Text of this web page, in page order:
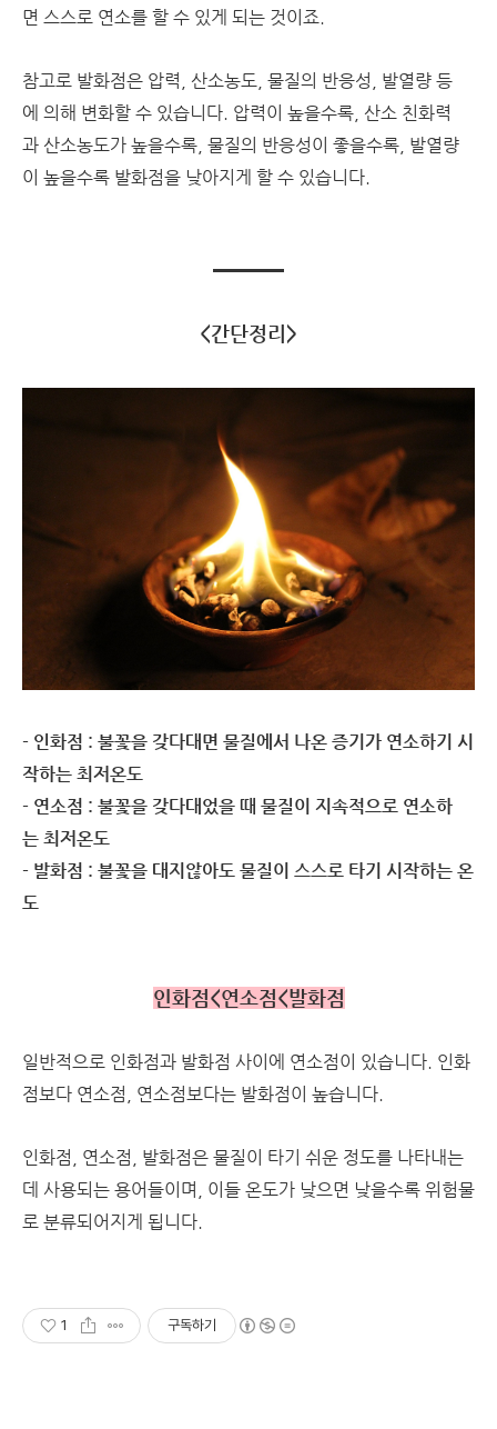
면 스스로 연소를 할 수 있게 되는 것이죠.
참고로 발화점은 압력, 산소농도, 물질의 반응성, 발열량 등
에 의해 변화할 수 있습니다. 압력이 높을수록, 산소 친화력
과 산소농도가 높을수록, 물질의 반응성이 좋을수록, 발열량
이 높을수록 발화점을 낮아지게 할 수 있습니다.
<간단정리>
- 인화점 : 불꽃을 갖다대면 물질에서 나온 증기가 연소하기 시
작하는 최저온도
- 연소점 : 불꽃을 갖다대었을 때 물질이 지속적으로 연소하
는 최저온도
- 발화점 : 불꽃을 대지않아도 물질이 스스로 타기 시작하는 온
도
인화점<연소점<발화점
일반적으로 인화점과 발화점 사이에 연소점이 있습니다. 인화
점보다 연소점, 연소점보다는 발화점이 높습니다.
인화점, 연소점, 발화점은 물질이 타기 쉬운 정도를 나타내는
데 사용되는 용어들이며, 이들 온도가 낮으면 낮을수록 위험물
로 분류되어지게 됩니다.
1 구독하기